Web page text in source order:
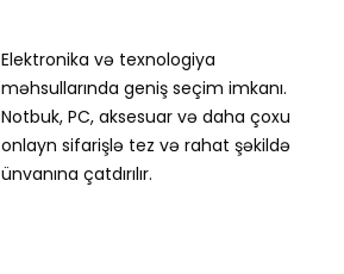
Elektronika və texnologiya
məhsullarında geniş seçim imkanı.
Notbuk, PC, aksesuar və daha çoxu
onlayn sifarişlə tez və rahat şəkildə
ünvanına çatdırılır.